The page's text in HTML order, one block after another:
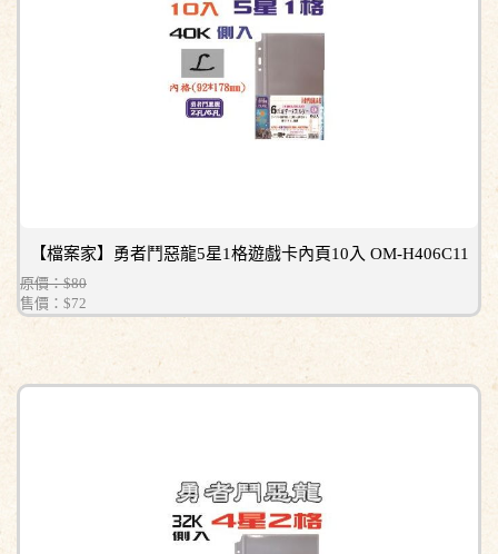
【檔案家】勇者鬥惡龍5星1格遊戲卡內頁10入 OM-H406C11
原價：$80
售價： $72